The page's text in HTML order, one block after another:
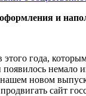
и
года,
появилось немало
новом
сайт